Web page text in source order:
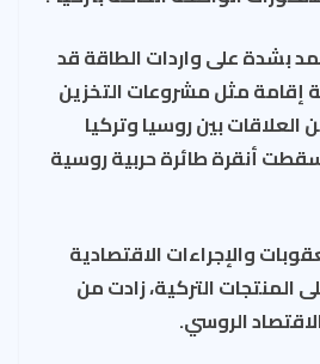
بشدة على واردات الطاقة قد
إقامة مثل مشروعات التخزين
بين روسيا وتركيا
أنقرة طائرة حربية روسية
والإجراءات الاقتصادية
المنتجات التركية، زادت من
الروسي.